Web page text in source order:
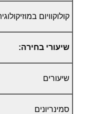
קולוקוויום
שיעורי בחירה:
שיעורים
סמינריונים